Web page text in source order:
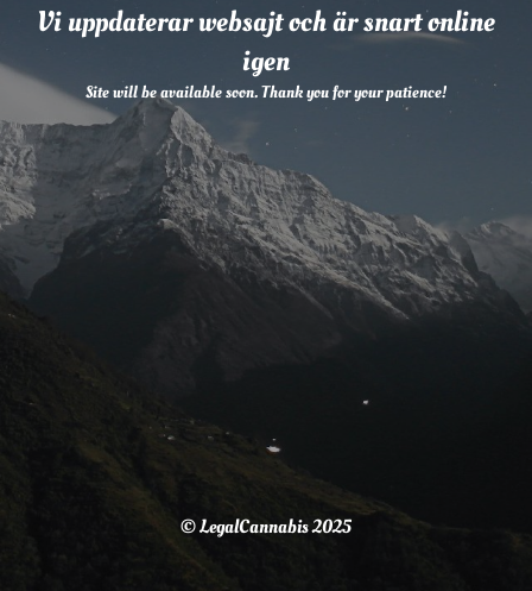
Vi uppdaterar websajt och är snart online
igen
Site will be available soon. Thank you for your patience!
© LegalCannabis 2025